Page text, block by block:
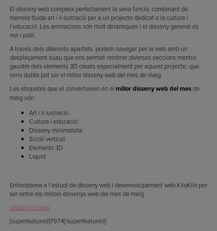
El disseny web compleix perfectament la seva funció, combinant de
manera fluida art i il·lustració per a un projecte dedicat a la cultura i
l’educació. Les animacions són molt dinàmiques i el disseny general és
net i polit.
A través dels diferents apartats, podem navegar per la web amb un
desplaçament suau que ens permet recórrer diverses seccions mentre
gaudim dels elements 3D creats especialment per aquest projecte, que
sens dubte pot ser el millor disseny web del mes de maig.
Les etiquetes que el converteixen en el millor disseny web del mesde
maig són:
Art i il·lustració
Cultura i educació
Disseny minimalista
Scroll vertical
Elements 3D
Liquid
Enhorabona a l’estudi de disseny web i desenvolupament web KiloKilo per
ser entre els millors dissenys web del mes de maig.
Visitar lloc web
[superfeatured]7974[/superfeatured]